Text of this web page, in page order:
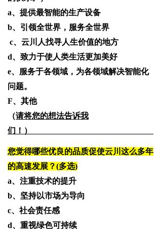
a、提供最智能的生产设备
b、引领全世界，服务全世界
c、云川人找寻人生价值的地方
d、致力于使人类生活更加美好
e、服务于各领域，为各领域解决智能化
问题。
F、其他
（请将您的想法告诉我
们！）
您觉得哪些优良的品质促使云川这么多年
的高速发展？(多选)
a、注重技术的提升
b、坚持以市场为导向
c、社会责任感
d、重视绿色可持续